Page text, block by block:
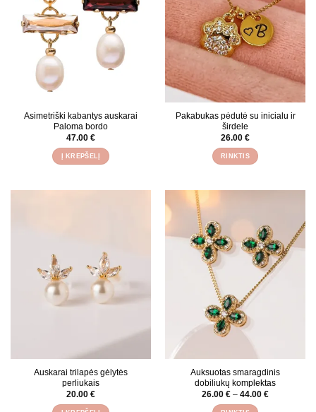
Asimetriški kabantys auskarai
Paloma bordo
47.00 €
Į KREPŠELĮ
Pakabukas pėdutė su inicialu ir
širdele
26.00 €
RINKTIS
options
chosen
on
the
product
page
Auskarai trilapės gėlytės
perliukais
20.00 €
Auksuotas smaragdinis
dobiliukų komplektas
26.00 € – 44.00 €Price